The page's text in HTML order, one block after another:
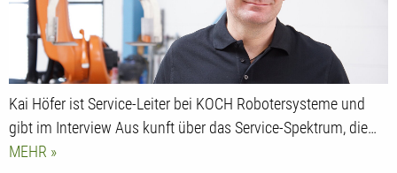
Kai Höfer ist Service-Leiter bei KOCH Robotersysteme und
gibt im Interview Aus kunft über das Service-Spektrum, die…
MEHR